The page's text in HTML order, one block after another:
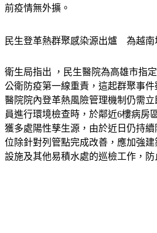
前疫情無外擴。
民生登革熱群聚感染源出爐　為越南
衛生局指出 ，民生醫院為高雄市指
公衛防疫第一線重責，這起群聚事
醫院院內登革熱風險管理機制仍需
員進行環境檢查時，於鄰近6樓病房
獲多處陽性孳生源，由於近日仍持
位除針對列管點完成改善，應加強
設施及其他易積水處的巡檢工作，防